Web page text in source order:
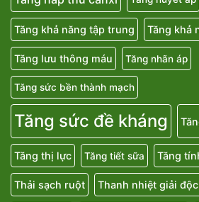
Tăng khả năng tập trung Tăng khả
Tăng lưu thông máu Tăng nhãn áp
Tăng sức bền thành mạch
Tăng sức đề kháng
Tăng thị lực Tăng tiết sữa Tăng
Thải sạch ruột Thanh nhiệt giải độc